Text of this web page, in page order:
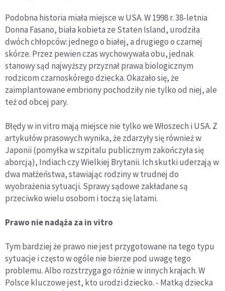
Podobna historia miała miejsce w USA. W 1998 r. 38-letnia
Donna Fasano, biała kobieta ze Staten Island, urodziła
dwóch chłopców: jednego o białej, a drugiego o czarnej
skórze. Przez pewien czas wychowywała obu, jednak
stanowy sąd najwyższy przyznał prawa biologicznym
rodzicom czarnoskórego dziecka. Okazało się, że
zaimplantowane embriony pochodziły nie tylko od niej, ale
też od obcej pary.
Błędy w in vitro mają miejsce nie tylko we Włoszech i USA. Z
artykułów prasowych wynika, że zdarzyły się również w
Japonii (pomyłka w szpitalu publicznym zakończyła się
aborcją), Indiach czy Wielkiej Brytanii. Ich skutki uderzają w
dwa małżeństwa, stawiając rodziny w trudnej do
wyobrażenia sytuacji. Sprawy sądowe zakładane są
przeciwko wielu osobom i toczą się latami.
Prawo nie nadąża za in vitro
Tym bardziej że prawo nie jest przygotowane na tego typu
sytuacje i często w ogóle nie bierze pod uwagę tego
problemu. Albo rozstrzyga go różnie w innych krajach. W
Polsce kluczowe jest, kto urodzi dziecko. - Matką dziecka